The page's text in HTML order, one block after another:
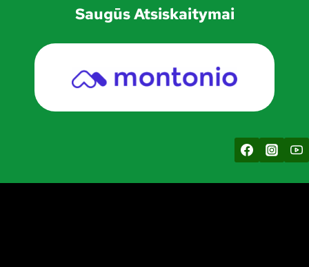
Saugūs Atsiskaitymai